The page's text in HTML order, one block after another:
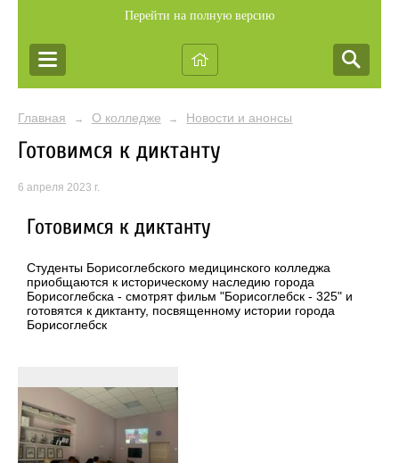
Перейти на полную версию
Главная → О колледже → Новости и анонсы
Готовимся к диктанту
6 апреля 2023 г.
Готовимся к диктанту
Студенты Борисоглебского медицинского колледжа
приобщаются к историческому наследию города
Борисоглебска - смотрят фильм "Борисоглебск - 325" и
готовятся к диктанту, посвященному истории города
Борисоглебск